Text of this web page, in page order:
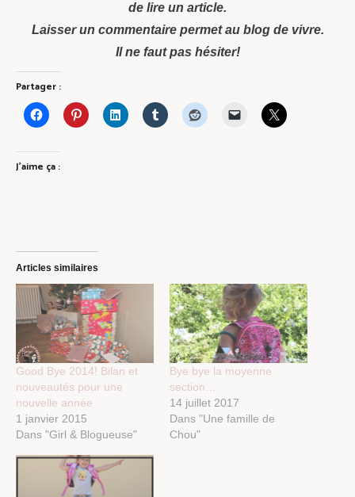
de lire un article.
Laisser un commentaire permet au blog de vivre.
Il ne faut pas hésiter!
Partager :
J’aime ça :
Articles similaires
Good Bye 2014! Bilan et
nouveautés pour une
nouvelle année
1 janvier 2015
Dans "Girl & Blogueuse"
Bye bye la moyenne
section…
14 juillet 2017
Dans "Une famille de
Chou"